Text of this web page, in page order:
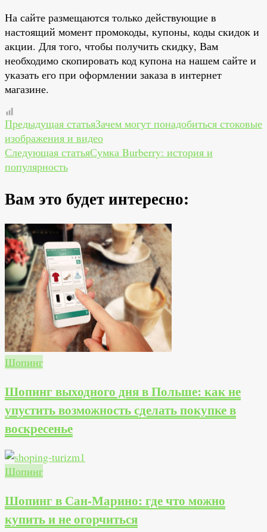
На сайте размещаются только действующие в
настоящий момент промокоды, купоны, коды скидок и
акции. Для того, чтобы получить скидку, Вам
необходимо скопировать код купона на нашем сайте и
указать его при оформлении заказа в интернет
магазине.
Навигация
по
записям
Предыдущая статьяЗачем могут понадобиться стоковые
изображения и видео
Следующая статьяСумка Burberry: история и
популярность
Вам это будет интересно:
Шопинг
Шопинг выходного дня в Польше: как не
упустить возможность сделать покупке в
воскресенье
Шопинг
Шопинг в Сан-Марино: где что можно
купить и не огорчиться